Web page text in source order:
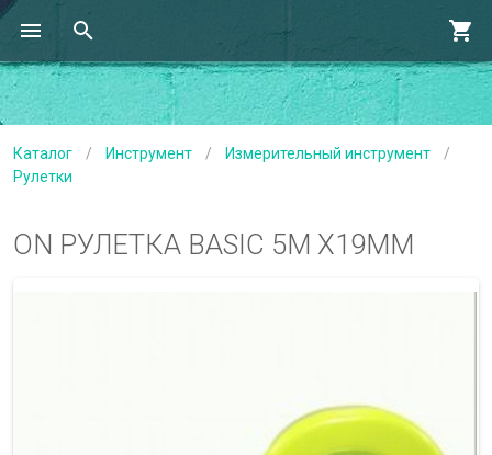
Каталог / Инструмент / Измерительный инструмент
/
Рулетки
ON РУЛЕТКА BASIC 5М Х19ММ